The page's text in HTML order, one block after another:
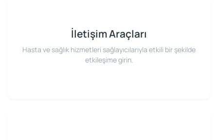
İletişim Araçları
Hasta ve sağlık hizmetleri sağlayıcılarıyla etkili bir şekilde
etkileşime girin.